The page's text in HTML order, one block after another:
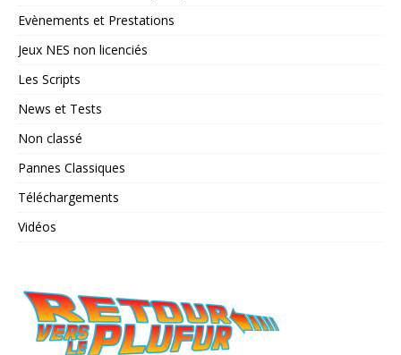
Evènements et Prestations
Jeux NES non licenciés
Les Scripts
News et Tests
Non classé
Pannes Classiques
Téléchargements
Vidéos